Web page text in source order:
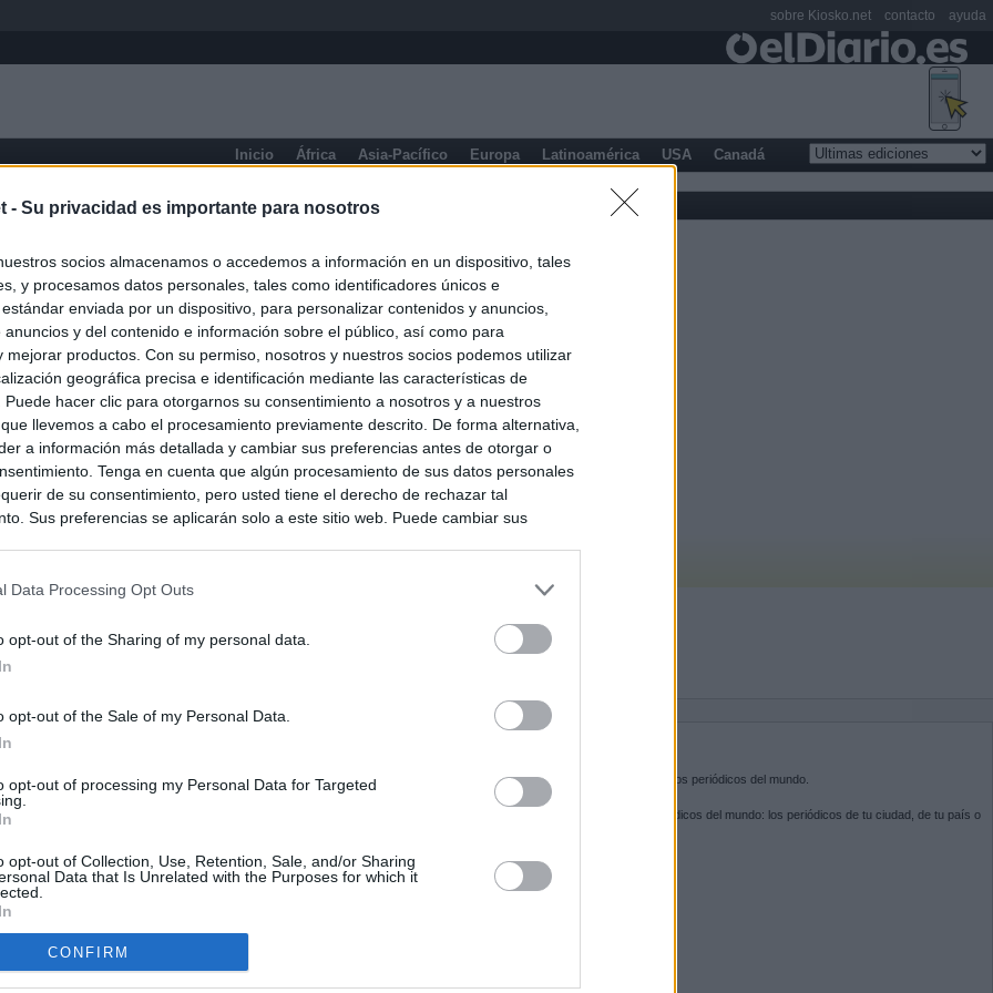
- Su privacidad es importante para nosotros
socios almacenamos o accedemos a información en un dispositivo, tales
y procesamos datos personales, tales como identificadores únicos e
enviada por un dispositivo, para personalizar contenidos y anuncios,
anuncios y del contenido e información sobre el público, así como para
mejorar productos. Con su permiso, nosotros y nuestros socios podemos utilizar
geográfica precisa e identificación mediante las características de
Puede hacer clic para otorgarnos su consentimiento a nosotros y a nuestros
llevemos a cabo el procesamiento previamente descrito. De forma alternativa,
a información más detallada y cambiar sus preferencias antes de otorgar o
Tenga en cuenta que algún procesamiento de sus datos personales
de su consentimiento, pero usted tiene el derecho de rechazar tal
Sus preferencias se aplicarán solo a este sitio web. Puede cambiar sus
Data Processing Opt Outs
opt-out of the Sharing of my personal data.
opt-out of the Sale of my Personal Data.
opt-out of processing my Personal Data for Targeted
opt-out of Collection, Use, Retention, Sale, and/or Sharing
Data that Is Unrelated with the Purposes for which it
CONFIRM
Inicio África Asia-Pacífico Europa Latinoamérica USA Canadá
Filipinas
Ayuso señaló por la compra del ático: "Lo que no se dice es
residencia oficial para la presidenta"
Ayuso no puede destinar directamente la venta del ático de
por los incendios
Kiosko.netes la puerta de entrada a los periódicos del mundo.
Navega por las portadas de los periódicos del mundo: los periódicos de tu ciudad, de tu país o
SÍGUENOS
sobre Kiosko.net contacto ayuda